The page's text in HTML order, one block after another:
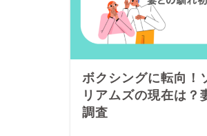
ボクシングに転向！
リアムズの現在は？
調査